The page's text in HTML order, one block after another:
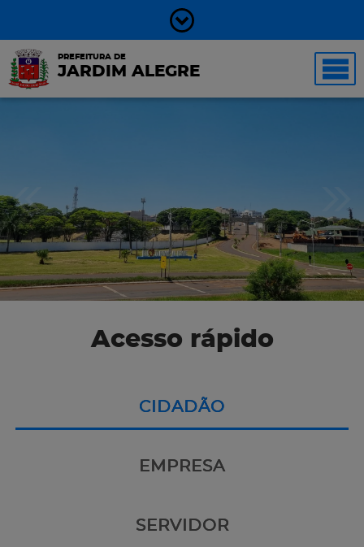
PREFEITURA DE
JARDIM ALEGRE
Acesso rápido
CIDADÃO
EMPRESA
SERVIDOR